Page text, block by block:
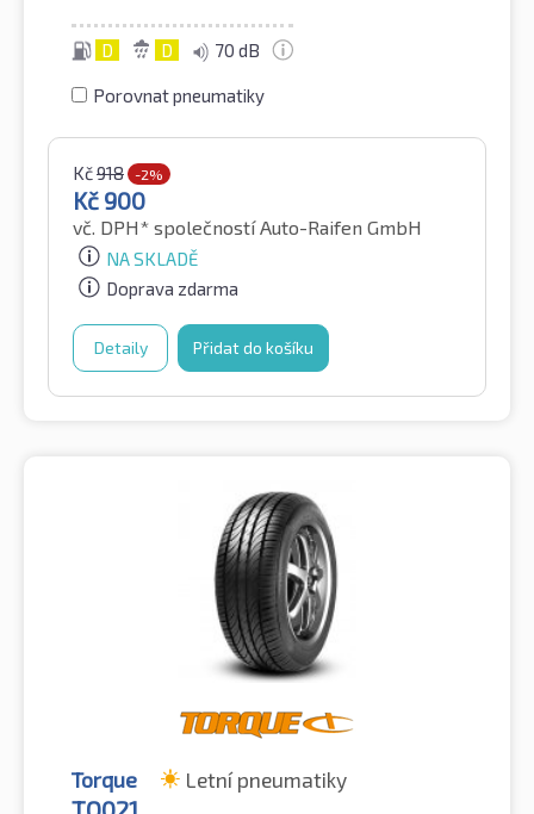
D D 70 dB
Porovnat pneumatiky
Kč918 -2%
Kč 900
vč. DPH* společností Auto-Raifen GmbH
NA SKLADĚ
Doprava zdarma
Detaily Přidat do košíku
Torque Letní pneumatiky